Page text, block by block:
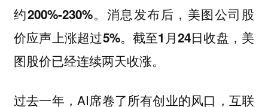
约200%-230%。消息发布后，美图公司股
价应声上涨超过5%。截至1月24日收盘，美
图股价已经连续两天收涨。
过去一年，AI席卷了所有创业的风口，互联